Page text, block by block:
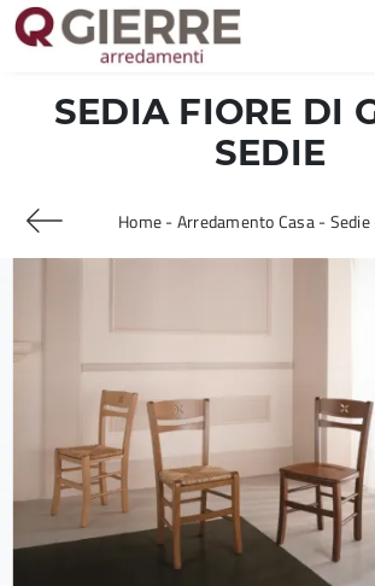
SEDIA FIORE DI
SEDIE
Home-Arredamento Casa-Sedie